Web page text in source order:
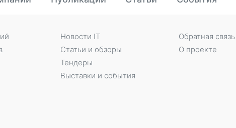
Новости IT
Статьи и обзоры
Тендеры
Выставки и события
Обратная связь
О проекте